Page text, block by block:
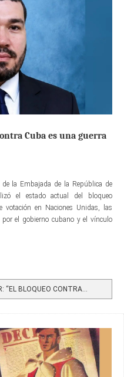
Cuba es una guerra
de la Embajada de la República de
el estado actual del bloqueo
votación en Naciones Unidas, las
el gobierno cubano y el vínculo
“EL BLOQUEO CONTRA...